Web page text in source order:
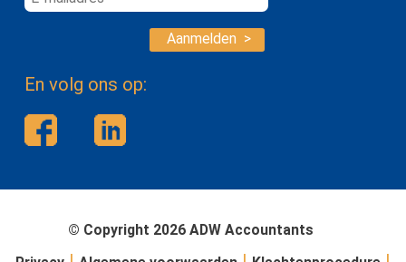
Aanmelden >
En volg ons op:
© Copyright 2026 ADW Accountants